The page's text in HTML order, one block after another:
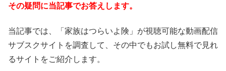
その疑問に当記事でお答えします。
当記事では、「家族はつらいよ険」が視聴可能な動画配信
サブスクサイトを調査して、その中でもお試し無料で見れ
るサイトをご紹介します。